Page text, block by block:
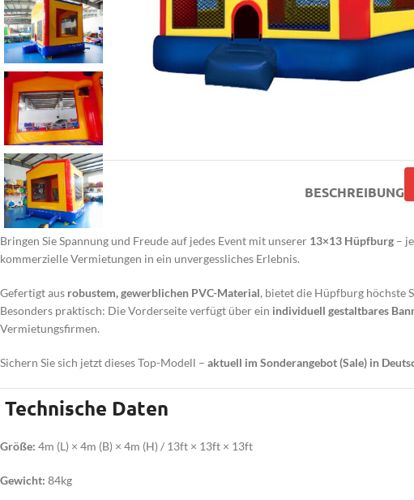
BESCHREIBUNG
Bringen Sie Spannung und Freude auf jedes Event mit unserer 13×13 Hüpfburg –
kommerzielle Vermietungen in ein unvergessliches Erlebnis.
Gefertigt aus robustem, gewerblichen PVC-Material, bietet die Hüpfburg höchste
Besonders praktisch: Die Vorderseite verfügt über ein individuell gestaltbares
Vermietungsfirmen.
Sichern Sie sich jetzt dieses Top-Modell – aktuell im Sonderangebot (Sale) in
Technische Daten
Größe: 4m (L) × 4m (B) × 4m (H) / 13ft × 13ft × 13ft
Gewicht: 84kg